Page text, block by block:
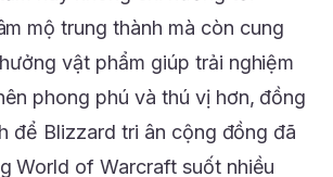
mộ trung thành mà còn cung
vật phẩm giúp trải nghiệm
phong phú và thú vị hơn, đồng
để Blizzard tri ân cộng đồng đã
World of Warcraft suốt nhiều